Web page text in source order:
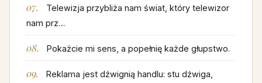
Telewizja przybliża nam świat, który telewizor
nam prz…
Pokażcie mi sens, a popełnię każde głupstwo.
Reklama jest dźwignią handlu: stu dźwiga,